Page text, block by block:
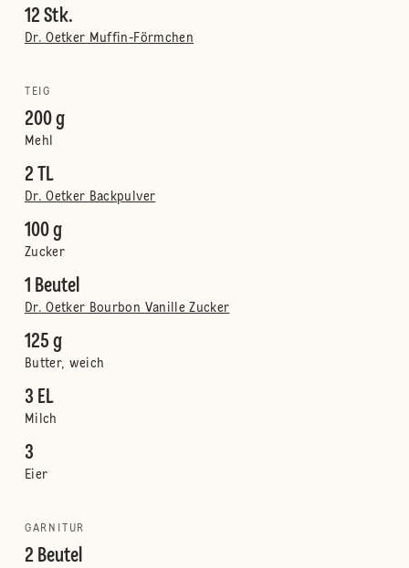
12 Stk.
Dr. Oetker Muffin-Förmchen
TEIG
200 g
Mehl
2 TL
Dr. Oetker Backpulver
100 g
Zucker
1 Beutel
Dr. Oetker Bourbon Vanille Zucker
125 g
Butter, weich
3 EL
Milch
3
Eier
GARNITUR
2 Beutel